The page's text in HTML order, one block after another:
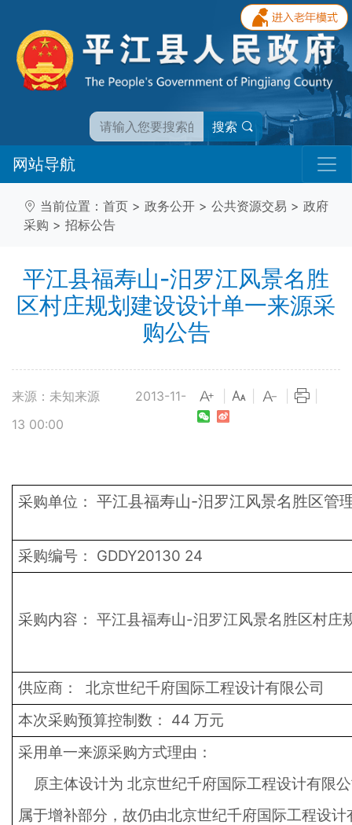
搜索
网站导航
当前位置： 首页 > 政务公开 > 公共资源交易 > 政府
采购 > 招标公告
平江县福寿山-汨罗江风景名胜
区村庄规划建设设计单一来源采
购公告
来源：未知来源
2013-11-
13 00:00
采购单位： 平江县福寿山-汨罗江风景名胜区管
采购编号： GDDY20130 24
采购内容： 平江县福寿山-汨罗江风景名胜区村庄
供应商：
北京世纪千府国际工程设计有限公司
本次采购预算控制数：
44 万元
采用单一来源采购方式理由：
原主体设计为 北京世纪千府国际工程设计有限
属于增补部分，故仍由北京世纪千府国际工程设